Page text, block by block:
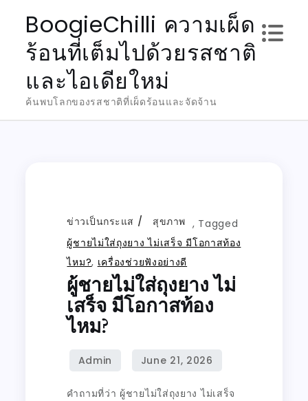
content
BoogieChilli ความเผ็ด
ร้อนที่เต็มไปด้วยรสชาติ
และไอเดียใหม่
ค้นพบโลกของรสชาติที่เผ็ดร้อนและจัดจ้าน
ข่าวเป็นกระแส ,
สุขภาพ
Tagged
ผู้ชายไม่ใส่ถุงยาง ไม่เสร็จ มีโอกาสท้อง
ไหม?, เครื่องช่วยฟังอย่างดี
ผู้ชายไม่ใส่ถุงยาง ไม่
เสร็จ มีโอกาสท้อง
ไหม?
คำถามที่ว่า ผู้ชายไม่ใส่ถุงยาง ไม่เสร็จ